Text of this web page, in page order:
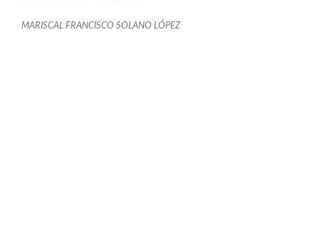
MARISCAL FRANCISCO SOLANO LÓPEZ